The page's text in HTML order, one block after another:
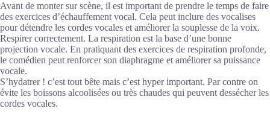
Avant de monter sur scène, il est important de prendre le temps de faire
des exercices d’échauffement vocal. Cela peut inclure des vocalises
pour détendre les cordes vocales et améliorer la souplesse de la voix.
Respirer correctement. La respiration est la base d’une bonne
projection vocale. En pratiquant des exercices de respiration profonde,
le comédien peut renforcer son diaphragme et améliorer sa puissance
vocale.
S’hydatrer ! c’est tout bête mais c’est hyper important. Par contre on
évite les boissons alcoolisées ou très chaudes qui peuvent dessécher les
cordes vocales.